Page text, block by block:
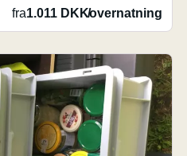
fra1.011 DKK/overnatning